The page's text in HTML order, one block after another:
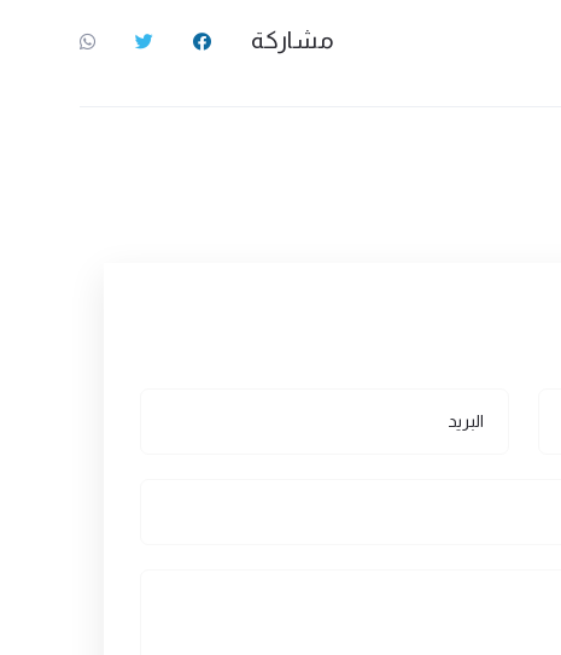
مشاركة